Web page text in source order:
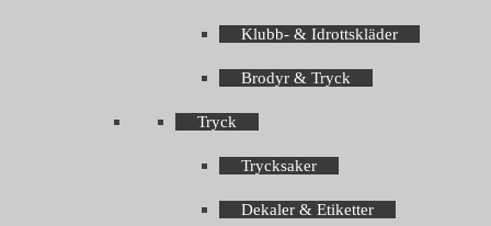
Klubb- & Idrottskläder
Brodyr & Tryck
Tryck
Trycksaker
Dekaler & Etiketter